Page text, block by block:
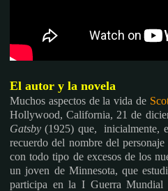
El autor y la novela
Muchos aspectos de la vida de
Hollywood, California, 21 de
Gatsby (1925) que, inicialmente,
recuerdo del nombre del
con todo tipo de excesos de los
un joven de Minnesota, que
participa en la I Guerra Mundial